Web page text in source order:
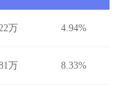
万 4.94%
万 8.33%